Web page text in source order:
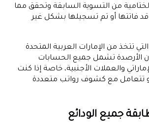
من التسوية السابقة وتحقق مما
قد فاتتها أو تم تسجيلها بشكل غير
تتخذ من الإمارات العربية المتحدة
أن الأرصدة تشمل جميع الحسابات
والعملات الأجنبية، خاصة إذا كنت
تتعامل مع كشوف رواتب متعددة